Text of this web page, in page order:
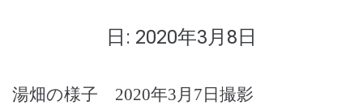
日: 2020年3月8日
湯畑の様子 2020年3月7日撮影